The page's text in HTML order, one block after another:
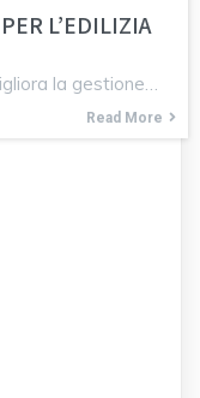
L’EDILIZIA
la gestione…
Read More